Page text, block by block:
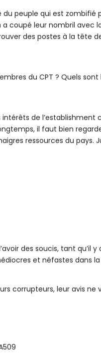
peuple qui est zombifié
coupé leur nombril avec
des postes à la tête
du CPT ? Quels
de l’establishment
il faut bien
ressources du pays.
des soucis, tant
et néfastes dans
corrupteurs, leur avis